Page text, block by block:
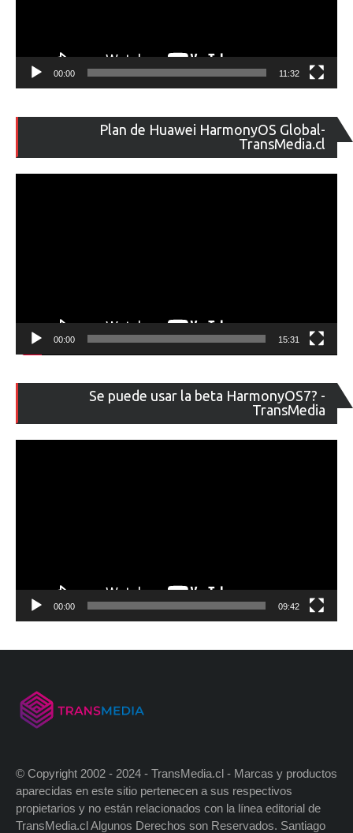
00:00 11:32
Plan de Huawei HarmonyOS Global-
TransMedia.cl
de
00:00 15:31
Se puede usar la beta HarmonyOS7? -
TransMedia
de
00:00 09:42
© Copyright 2002 - 2024 - TransMedia.cl - Marcas y productos
aparecidas en este sitio pertenecen a sus respectivos
propietarios y no están relacionados con la línea editorial de
TransMedia.cl Algunos Derechos son Reservados. Santiago